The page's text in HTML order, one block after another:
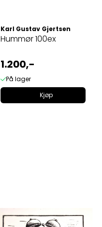
Karl Gustav Gjertsen
Hummør 100ex
1.200,-
På lager
Kjøp